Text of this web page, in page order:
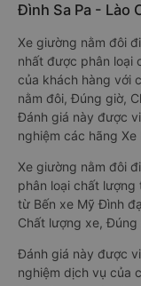
Đình Sa Pa - Lào
Xe giường nằm đôi
nhất được phân loại
của khách hàng với
nằm đôi, Đúng giờ,
Đánh giá này được
nghiệm các hãng
Xe giường nằm đôi
phân loại chất lượng
từ Bến xe Mỹ Đình
Chất lượng xe,
Đánh giá này được
nghiệm dịch vụ của